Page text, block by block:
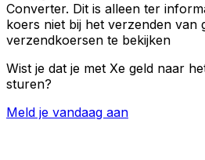
Converter. Dit is alleen ter
koers niet bij het verzenden van
verzendkoersen te bekijken
Wist je dat je met Xe geld naar
sturen?
Meld je vandaag aan